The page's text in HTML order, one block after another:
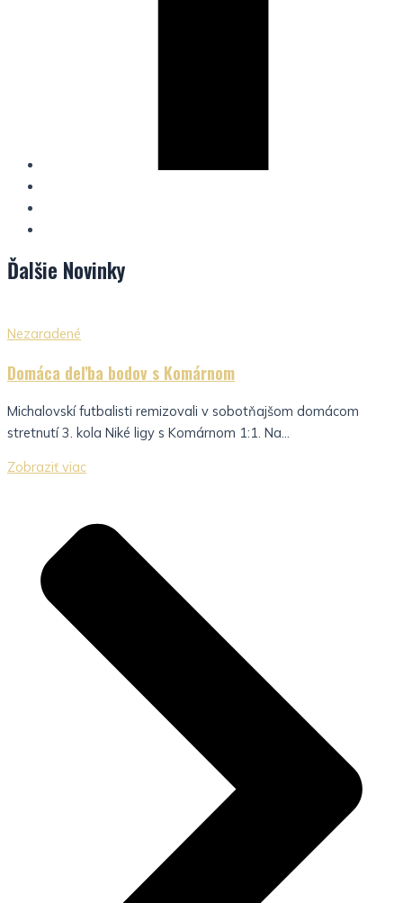
Ďalšie Novinky
Nezaradené
Domáca deľba bodov s Komárnom
Michalovskí futbalisti remizovali v sobotňajšom domácom
stretnutí 3. kola Niké ligy s Komárnom 1:1. Na...
Zobraziť viac